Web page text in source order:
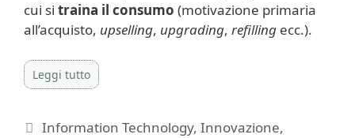
cui si traina il consumo (motivazione primaria
all’acquisto, upselling, upgrading, refilling ecc.).
Leggi tutto
Categorie
Information Technology,Innovazione,